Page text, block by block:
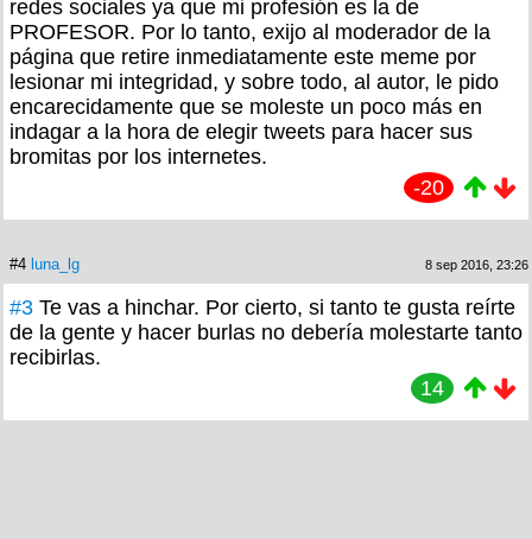
redes sociales ya que mi profesión es la de
PROFESOR. Por lo tanto, exijo al moderador de la
página que retire inmediatamente este meme por
lesionar mi integridad, y sobre todo, al autor, le pido
encarecidamente que se moleste un poco más en
indagar a la hora de elegir tweets para hacer sus
bromitas por los internetes.
-20
#4 luna_lg 8 sep 2016, 23:26
#3 Te vas a hinchar. Por cierto, si tanto te gusta reírte
de la gente y hacer burlas no debería molestarte tanto
recibirlas.
14